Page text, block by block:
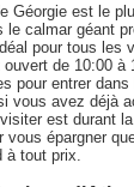
Géorgie est le
le calmar géant
pour tous les
de 10:00 à
pour entrer
vous avez déjà
est durant
vous épargner
à tout prix.